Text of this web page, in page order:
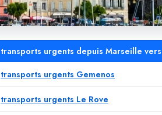
transports urgents depuis Marseille
transports urgents Gemenos
transports urgents Le Rove